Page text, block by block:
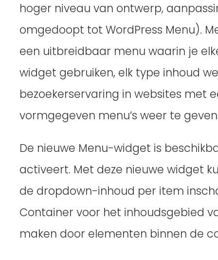
hoger niveau van ontwerp,
omgedoopt tot WordPress Menu).
een uitbreidbaar menu waarin je
widget gebruiken, elk type inhoud
bezoekerservaring in websites met
vormgegeven menu’s weer te
De nieuwe Menu-widget is
activeert. Met deze nieuwe widget
de dropdown-inhoud per item
Container voor het inhoudsgebied
maken door elementen binnen de